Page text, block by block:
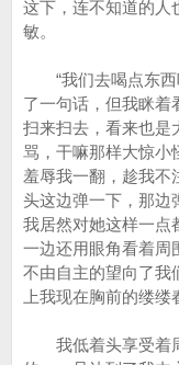
这下，连不知道的人
敏。
“我们去喝点东西
了一句话，但我眯着
扫来扫去，看来也是
骂，干嘛那样大惊小
羞辱我一翻，趁我不
头这边弹一下，那边
我居然对她这样一点
一边还用眼角看着周
不由自主的望向了我
上我现在胸前的缕
我低着头享受着周